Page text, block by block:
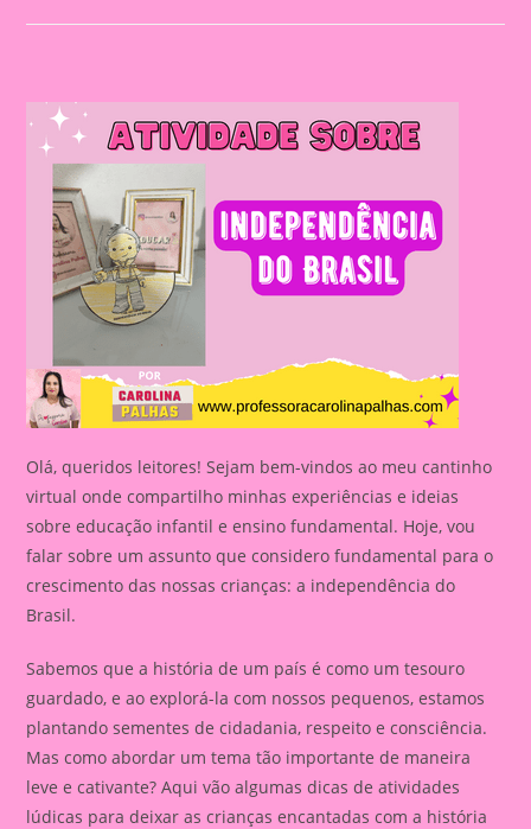
Olá, queridos leitores! Sejam bem-vindos ao meu cantinho
virtual onde compartilho minhas experiências e ideias
sobre educação infantil e ensino fundamental. Hoje, vou
falar sobre um assunto que considero fundamental para o
crescimento das nossas crianças: a independência do
Brasil.
Sabemos que a história de um país é como um tesouro
guardado, e ao explorá-la com nossos pequenos, estamos
plantando sementes de cidadania, respeito e consciência.
Mas como abordar um tema tão importante de maneira
leve e cativante? Aqui vão algumas dicas de atividades
lúdicas para deixar as crianças encantadas com a história